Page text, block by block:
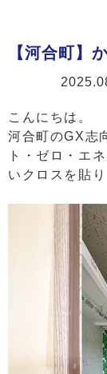
【河合町】
こんにちは。
河合町のGX志
ト・ゼロ・エ
いクロスを貼り